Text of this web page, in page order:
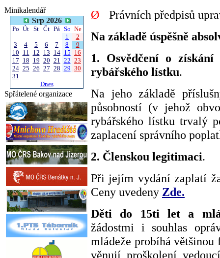
Minikalendář
Srp 2026
Po Út St Čt Pá So Ne
1
2
3
4 5 6 7 8
9
10 11 12 13 14 15 16
17 18 19 20 21 22 23
24 25 26 27 28 29 30
31
Dnes
Spřátelené organizace
Ø
Právních předpisů
Na základě úspěšně
1. Osvědčení o
rybářského lístku.
Na jeho základě
působností (v jehož
rybářského lístku trvalý
zaplacení správního
2. Členskou legitimaci.
Při jejím vydání zaplatí
Ceny uvedeny Zde.
Děti do 15ti let a
žádostmi i souhlas
mládeže probíhá
věnují proškolení